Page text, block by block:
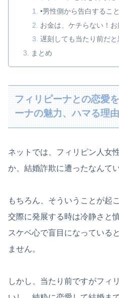
•男性側から告白すること
お金は、ケチらない！お
遅刻しても当たり前だと
まとめ
フィリピーナとの恋愛
ーナの魅力、ハマる理由
ネットでは、フィリピン人女
か、結婚詐欺に遭ったなんて
もちろん、そういうことが起
交際に発展する時は冷静さと
スケベ心で盲目になっている
ません。
しかし、当たり前ですがフィ